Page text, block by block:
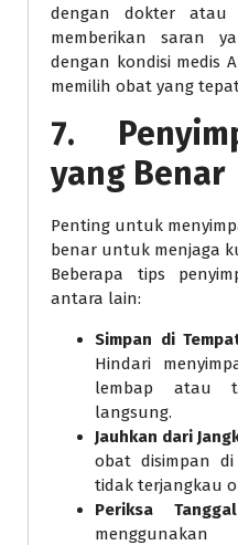
dengan dokter atau
memberikan saran
dengan kondisi medis
memilih obat yang
7.
yang Benar
Penting untuk
benar untuk menjaga
Beberapa tips
antara lain:
Simpan di
Hindari
lembap atau
langsung.
Jauhkan dari
obat disimpan
tidak terjangkau
Periksa